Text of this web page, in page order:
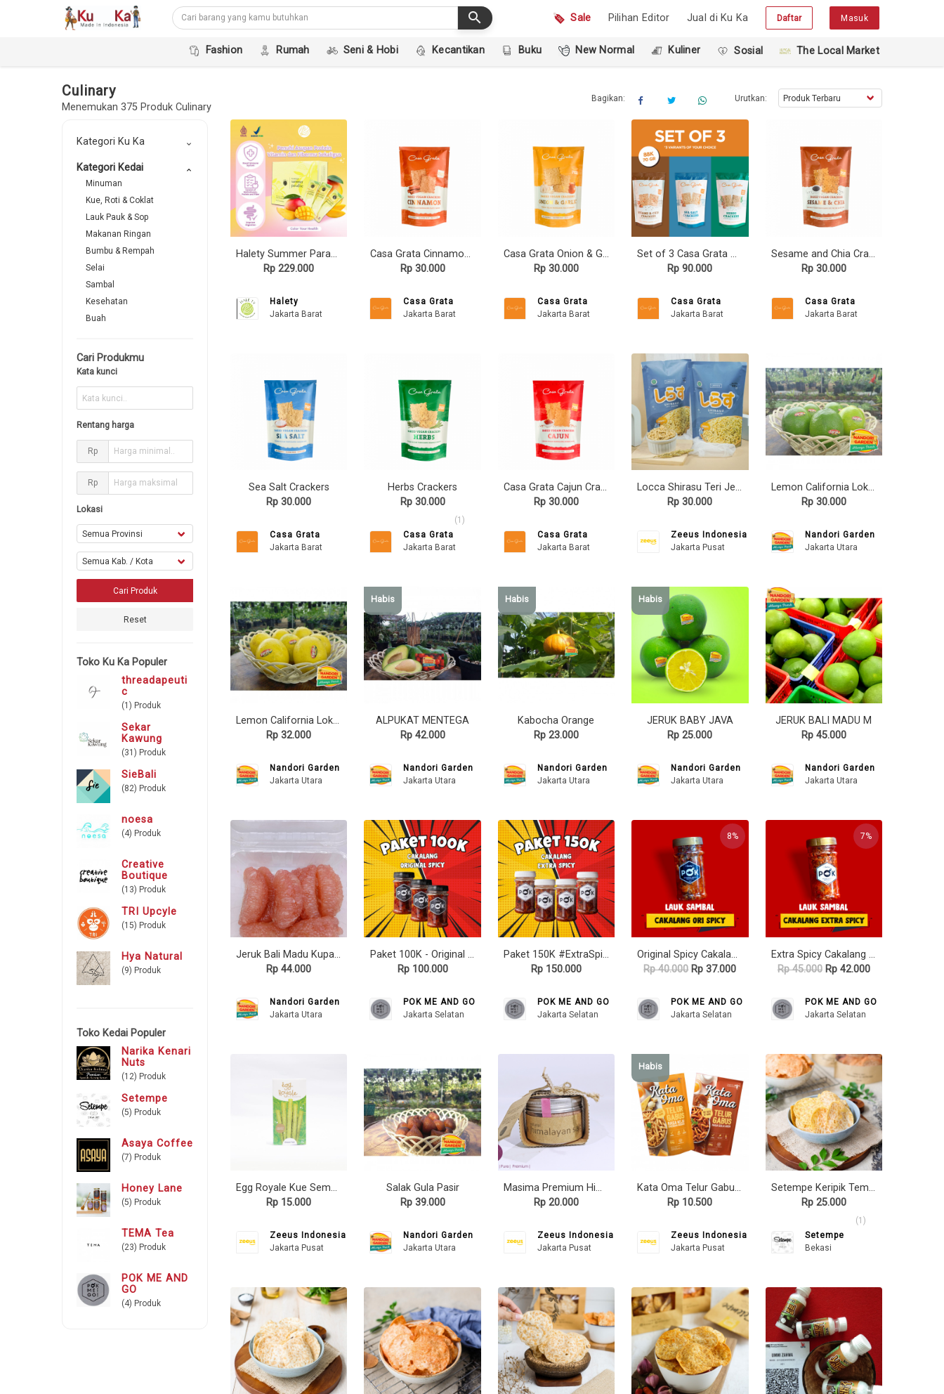
search Sale Pilihan Editor Jual di Ku Ka Daftar Masuk
Fashion Rumah Seni & Hobi Kecantikan Buku New Normal Kuliner Sosial The Local Market
Culinary
Menemukan 375 Produk Culinary
Bagikan: Urutkan:
Kategori Ku Ka keyboard_arrow_down
Kategori Kedai keyboard_arrow_down
Minuman
Kue, Roti & Coklat
Lauk Pauk & Sop
Makanan Ringan
Bumbu & Rempah
Selai
Sambal
Kesehatan
Buah
Cari Produkmu
Kata kunci
Rentang harga
Rp
Rp
Lokasi
Reset
Toko Ku Ka Populer
threadapeuti
c
(1) Produk
Sekar
Kawung
(31) Produk
SieBali
(82) Produk
noesa
(4) Produk
Creative
Boutique
(13) Produk
TRI Upcyle
(15) Produk
Hya Natural
(9) Produk
Toko Kedai Populer
Narika Kenari
Nuts
(12) Produk
Setempe
(5) Produk
Asaya Coffee
(7) Produk
Honey Lane
(5) Produk
TEMA Tea
(23) Produk
POK ME AND
GO
(4) Produk
Halety Summer Paradise
Rp 229.000
Halety
Jakarta Barat
Casa Grata Cinnamon Sweet Crackers - 70 gram
Rp 30.000
Casa Grata
Jakarta Barat
Casa Grata Onion & Garlic Crackers - 70 gram
Rp 30.000
Casa Grata
Jakarta Barat
Set of 3 Casa Grata Crackers
Rp 90.000
Casa Grata
Jakarta Barat
Sesame and Chia Crackers
Rp 30.000
Casa Grata
Jakarta Barat
Sea Salt Crackers
Rp 30.000
Casa Grata
Jakarta Barat
Herbs Crackers
Rp 30.000
(1)
Casa Grata
Jakarta Barat
Casa Grata Cajun Crackers - 70 gram
Rp 30.000
Casa Grata
Jakarta Barat
Locca Shirasu Teri Jepang 80gr
Rp 30.000
Zeeus Indonesia
Jakarta Pusat
Lemon California Lokal Hijau
Rp 30.000
Nandori Garden
Jakarta Utara
Lemon California Lokal Kuning
Rp 32.000
Nandori Garden
Jakarta Utara
Habis
ALPUKAT MENTEGA
Rp 42.000
Nandori Garden
Jakarta Utara
Habis
Kabocha Orange
Rp 23.000
Nandori Garden
Jakarta Utara
Habis
JERUK BABY JAVA
Rp 25.000
Nandori Garden
Jakarta Utara
JERUK BALI MADU M
Rp 45.000
Nandori Garden
Jakarta Utara
Jeruk Bali Madu Kupas 500gr
Rp 44.000
Nandori Garden
Jakarta Utara
Paket 100K - Original Spicy Cakalang POK
Rp 100.000
POK ME AND GO
Jakarta Selatan
Paket 150K #ExtraSpicy (4 Jars Cakalang POK Extra Spicy)
Rp 150.000
POK ME AND GO
Jakarta Selatan
8%
Original Spicy Cakalang POK
Rp 40.000Rp 37.000
POK ME AND GO
Jakarta Selatan
7%
Extra Spicy Cakalang POK
Rp 45.000Rp 42.000
POK ME AND GO
Jakarta Selatan
Egg Royale Kue Semprong Premium
Rp 15.000
Zeeus Indonesia
Jakarta Pusat
Salak Gula Pasir
Rp 39.000
Nandori Garden
Jakarta Utara
Masima Premium Himalayan Salt 150gr
Rp 20.000
Zeeus Indonesia
Jakarta Pusat
Habis
Kata Oma Telur Gabus (68gr)
Rp 10.500
Zeeus Indonesia
Jakarta Pusat
Setempe Keripik Tempe Rasa Soto Ayam
Rp 25.000
(1)
Setempe
Bekasi